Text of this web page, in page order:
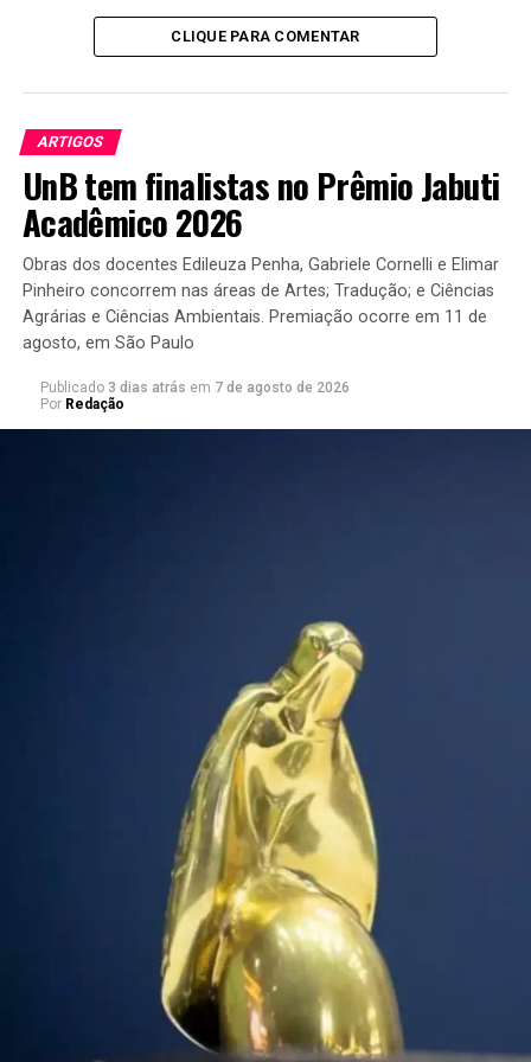
principalmente em ambientes urbanos.
temperatura, deixando o ambiente mais fresco, úmido e
oxigenado.
8 – Frutos – Ter uma árvore frutífera é ter a garantia de
um produto saudável e fresquinho.
9 – Flores – As árvores sempre produzem semente. E as
sementes vêm das flores que enfeitam o ambiente.
10 – Futuro – Árvore é garantia de futuro sustentável e
A samaúma avó, com mais de mil anos, tem 31
metros de diâmetro.
Sob a supervisão de Sávio Martins, que filmou toda
operação, João Vitor Gorgulho e o guia PEBA,
envolvem a Sumaúma avó com uma trena que marca
precisos 31 metros de diâmetro.
CLIQUE PARA COMENTAR
ARTIGOS
UnB tem finalistas no Prêmio Jabuti
Acadêmico 2026
Obras dos docentes Edileuza Penha, Gabriele Cornelli e Elimar
Pinheiro concorrem nas áreas de Artes; Tradução; e Ciências
Agrárias e Ciências Ambientais. Premiação ocorre em 11 de
agosto, em São Paulo
Publicado 3 dias atrás em 7 de agosto de 2026
Por Redação